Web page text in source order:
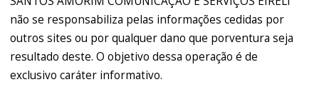
não se responsabiliza pelas informações cedidas por
outros sites ou por qualquer dano que porventura seja
resultado deste. O objetivo dessa operação é de
exclusivo caráter informativo.